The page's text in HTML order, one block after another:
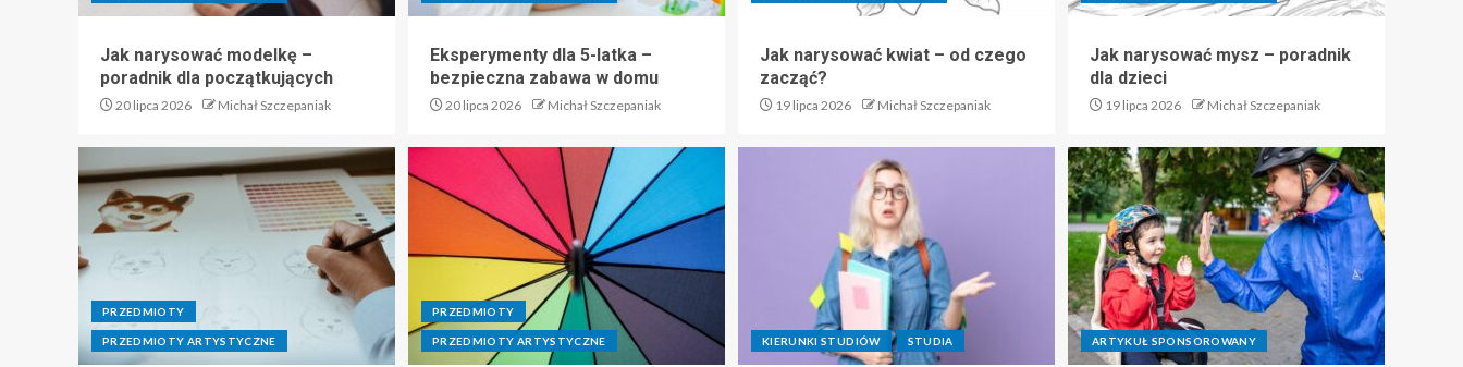
Jak narysować modelkę –
poradnik dla początkujących
20 lipca 2026 Michał Szczepaniak
Eksperymenty dla 5-latka –
bezpieczna zabawa w domu
20 lipca 2026 Michał Szczepaniak
Jak narysować kwiat – od czego
zacząć?
19 lipca 2026 Michał Szczepaniak
Jak narysować mysz – poradnik
dla dzieci
19 lipca 2026 Michał Szczepaniak
PRZEDMIOTY
PRZEDMIOTY ARTYSTYCZNE
PRZEDMIOTY
PRZEDMIOTY ARTYSTYCZNE KIERUNKI STUDIÓW STUDIA ARTYKUŁ SPONSOROWANY